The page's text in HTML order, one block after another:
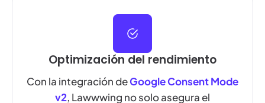
Optimización del rendimiento
Con la integración deGoogle Consent Mode
v2, Lawwwing no solo asegura el